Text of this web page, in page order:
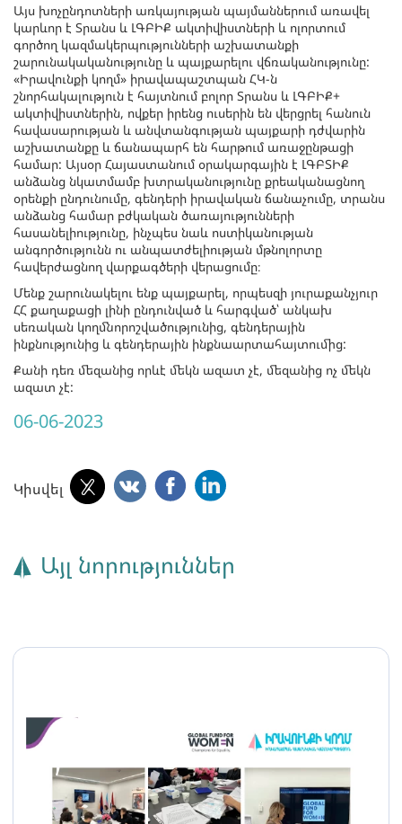
Այս խոչընդոտների առկայության պայմաններում առավել
կարևոր է Տրանս և ԼԳԲԻՔ ակտիվիստների և ոլորտում
գործող կազմակերպությունների աշխատանքի
շարունակականությունը և պայքարելու վճռականությունը:
«Իրավունքի կողմ» իրավապաշտպան ՀԿ-ն
շնորհակալություն է հայտնում բոլոր Տրանս և ԼԳԲԻՔ+
ակտիվիստներին, ովքեր իրենց ուսերին են վերցրել հանուն
հավասարության և անվտանգության պայքարի դժվարին
աշխատանքը և ճանապարհ են հարթում առաջընթացի
համար: Այսօր Հայաստանում օրակարգային է ԼԳԲՏԻՔ
անձանց նկատմամբ խտրականությունը քրեականացնող
օրենքի ընդունումը, գենդերի իրավական ճանաչումը, տրանս
անձանց համար բժկական ծառայությունների
հասանելիությունը, ինչպես նաև ոստիկանության
անգործությունն ու անպատժելիության մթնոլորտը
հավերժացնող վարքագծերի վերացումը։
Մենք շարունակելու ենք պայքարել, որպեսզի յուրաքանչյուր
ՀՀ քաղաքացի լինի ընդունված և հարգված՝ անկախ
սեռական կողմնորոշվածությունից, գենդերային
ինքնությունից և գենդերային ինքնաարտահայտումից:
Քանի դեռ մեզանից որևէ մեկն ազատ չէ, մեզանից ոչ մեկն
ազատ չէ:
06-06-2023
Կիսվել
Այլ նորություններ